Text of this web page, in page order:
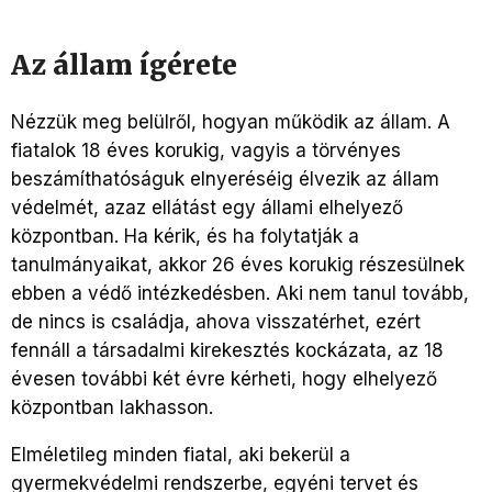
Az állam ígérete
Nézzük meg belülről, hogyan működik az állam. A
fiatalok 18 éves korukig, vagyis a törvényes
beszámíthatóságuk elnyeréséig élvezik az állam
védelmét, azaz ellátást egy állami elhelyező
központban. Ha kérik, és ha folytatják a
tanulmányaikat, akkor 26 éves korukig részesülnek
ebben a védő intézkedésben. Aki nem tanul tovább,
de nincs is családja, ahova visszatérhet, ezért
fennáll a társadalmi kirekesztés kockázata, az 18
évesen további két évre kérheti, hogy elhelyező
központban lakhasson.
Elméletileg minden fiatal, aki bekerül a
gyermekvédelmi rendszerbe, egyéni tervet és